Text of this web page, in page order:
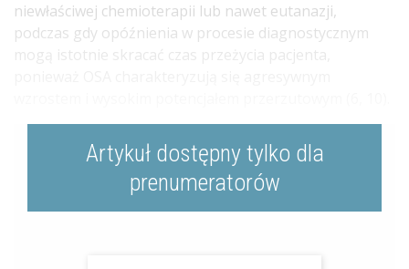
niewłaściwej chemioterapii lub nawet eutanazji,
podczas gdy opóźnienia w procesie diagnostycznym
mogą istotnie skracać czas przeżycia pacjenta,
Artykuł dostępny tylko dla
prenumeratorów